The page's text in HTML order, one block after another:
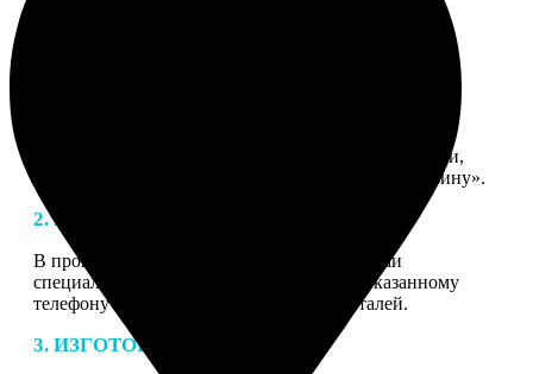
Нажмите «Сделать заказ», выберите тип продукции,
загрузите фотографии, нажмите «Добавить в корзину».
2. МАКЕТ
В процессе подготовки заказа к печати наши
специалисты могут связаться с Вами по указанному
телефону или email для согласования деталей.
3. ИЗГОТОВЛЕНИЕ